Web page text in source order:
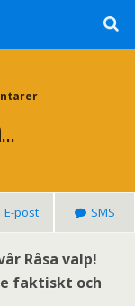
E-post SMS
Råsa valp!
faktiskt och